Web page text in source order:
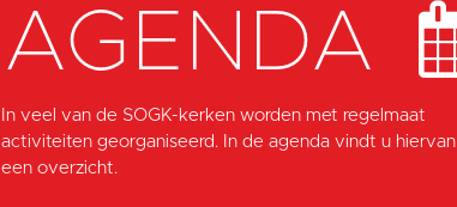
AGENDA
In veel van de SOGK-kerken worden met regelmaat
activiteiten georganiseerd. In de agenda vindt u hiervan
een overzicht.